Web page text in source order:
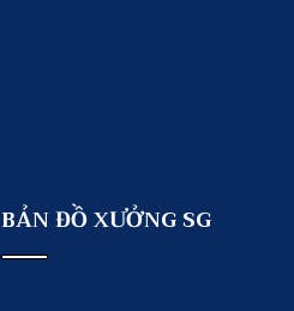
BẢN ĐỒ XƯỞNG SG